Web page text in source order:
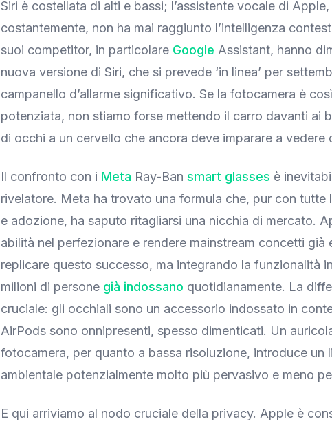
Siri è costellata di alti e bassi; l’assistente vocale di
costantemente, non ha mai raggiunto l’intelligenza
suoi competitor, in particolare Google Assistant, hanno
nuova versione di Siri, che si prevede ‘in linea’ per
campanello d’allarme significativo. Se la fotocamera è
potenziata, non stiamo forse mettendo il carro davanti ai
di occhi a un cervello che ancora deve imparare a vedere
Il confronto con i Meta Ray-Ban smart glasses è
rivelatore. Meta ha trovato una formula che, pur con tutte
e adozione, ha saputo ritagliarsi una nicchia di mercato.
abilità nel perfezionare e rendere mainstream concetti già
replicare questo successo, ma integrando la funzionalità
milioni di persone già indossano quotidianamente. La
cruciale: gli occhiali sono un accessorio indossato in
AirPods sono onnipresenti, spesso dimenticati. Un
fotocamera, per quanto a bassa risoluzione, introduce un
ambientale potenzialmente molto più pervasivo e meno
E qui arriviamo al nodo cruciale della privacy. Apple è